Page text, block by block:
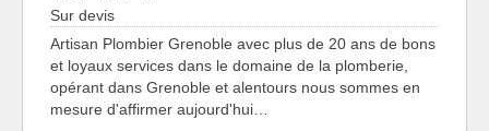
Sur devis
Artisan Plombier Grenoble avec plus de 20 ans de bons
et loyaux services dans le domaine de la plomberie,
opérant dans Grenoble et alentours nous sommes en
mesure d'affirmer aujourd'hui…